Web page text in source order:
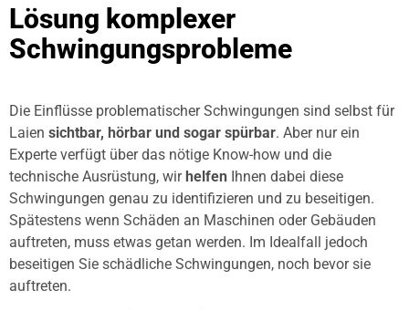
Lösung komplexer
Schwingungsprobleme
Die Einflüsse problematischer Schwingungen sind selbst für
Laien sichtbar, hörbar und sogar spürbar. Aber nur ein
Experte verfügt über das nötige Know-how und die
technische Ausrüstung, wirhelfen Ihnen dabei diese
Schwingungen genau zu identifizieren und zu beseitigen.
Spätestens wenn Schäden an Maschinen oder Gebäuden
auftreten, muss etwas getan werden. Im Idealfall jedoch
beseitigen Sie schädliche Schwingungen, noch bevor sie
auftreten.